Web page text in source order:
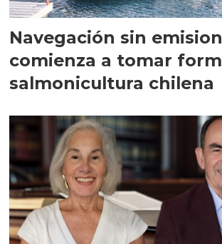
Navegación sin
comienza a tomar
salmonicultura chilena